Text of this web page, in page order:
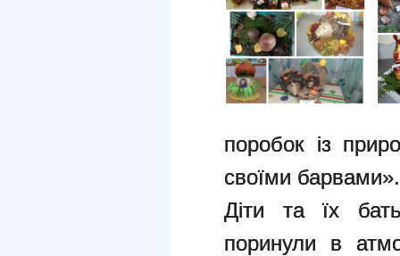
поробок із
своїми барвами».
Діти та їх
поринули в